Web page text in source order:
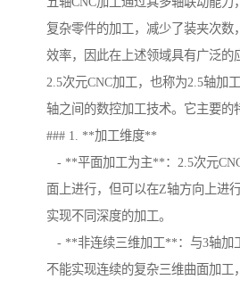
复杂零件的加工，减少了装夹次数
效率，因此在上述领域具有广泛的
2.5次元CNC加工，也称为2.5轴加
轴之间的数控加工技术。它主要的
### 1. **加工维度**
- **平面加工为主**：2.5次元
面上进行，但可以在Z轴方向上进
实现不同深度的加工。
- **非连续三维加工**：与3轴加
不能实现连续的复杂三维曲面加工